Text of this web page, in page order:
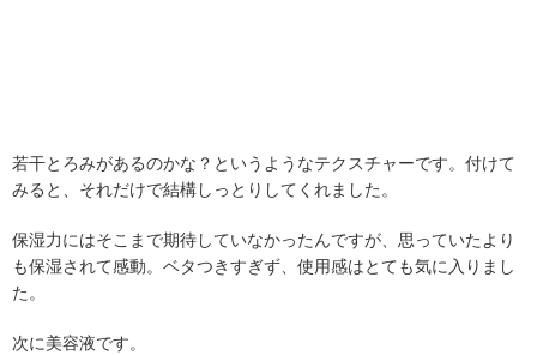
若干とろみがあるのかな？というようなテクスチャーです。付けて
みると、それだけで結構しっとりしてくれました。
保湿力にはそこまで期待していなかったんですが、思っていたより
も保湿されて感動。ベタつきすぎず、使用感はとても気に入りまし
た。
次に美容液です。